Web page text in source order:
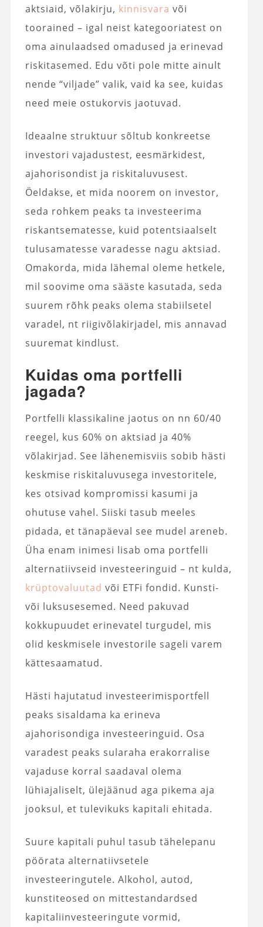
aktsiaid, võlakirju, kinnisvara või
toorained – igal neist kategooriatest on
oma ainulaadsed omadused ja erinevad
riskitasemed. Edu võti pole mitte ainult
nende “viljade” valik, vaid ka see, kuidas
need meie ostukorvis jaotuvad.
Ideaalne struktuur sõltub konkreetse
investori vajadustest, eesmärkidest,
ajahorisondist ja riskitaluvusest.
Öeldakse, et mida noorem on investor,
seda rohkem peaks ta investeerima
riskantsematesse, kuid potentsiaalselt
tulusamatesse varadesse nagu aktsiad.
Omakorda, mida lähemal oleme hetkele,
mil soovime oma sääste kasutada, seda
suurem rõhk peaks olema stabiilsetel
varadel, nt riigivõlakirjadel, mis annavad
suuremat kindlust.
Kuidas oma portfelli
jagada?
Portfelli klassikaline jaotus on nn 60/40
reegel, kus 60% on aktsiad ja 40%
võlakirjad. See lähenemisviis sobib hästi
keskmise riskitaluvusega investoritele,
kes otsivad kompromissi kasumi ja
ohutuse vahel. Siiski tasub meeles
pidada, et tänapäeval see mudel areneb.
Üha enam inimesi lisab oma portfelli
alternatiivseid investeeringuid – nt kulda,
krüptovaluutad või ETFi fondid. Kunsti-
või luksusesemed. Need pakuvad
kokkupuudet erinevatel turgudel, mis
olid keskmisele investorile sageli varem
kättesaamatud.
Hästi hajutatud investeerimisportfell
peaks sisaldama ka erineva
ajahorisondiga investeeringuid. Osa
varadest peaks sularaha erakorralise
vajaduse korral saadaval olema
lühiajaliselt, ülejäänud aga pikema aja
jooksul, et tulevikuks kapitali ehitada.
Suure kapitali puhul tasub tähelepanu
pöörata alternatiivsetele
investeeringutele. Alkohol, autod,
kunstiteosed on mittestandardsed
kapitaliinvesteeringute vormid,